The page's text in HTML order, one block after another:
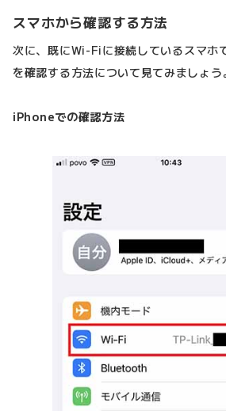
スマホから確認する方法
次に、既にWi-Fiに接続しているスマホ
を確認する方法について見てみましょう。
iPhoneでの確認方法